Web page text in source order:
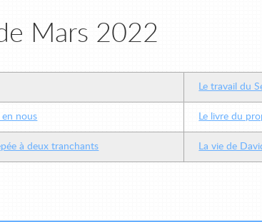
Mars 2022
Le travail du
nous Le livre du
à deux tranchants La vie de